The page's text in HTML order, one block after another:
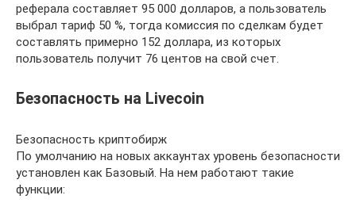
реферала составляет 95 000 долларов, а пользователь
выбрал тариф 50 %, тогда комиссия по сделкам будет
составлять примерно 152 доллара, из которых
пользователь получит 76 центов на свой счет.
Безопасность на Livecoin
Безопасность криптобирж
По умолчанию на новых аккаунтах уровень безопасности
установлен как Базовый. На нем работают такие
функции: